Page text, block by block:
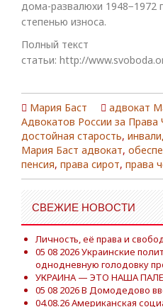
дома-развалюхи 1948−1972
степенью износа.
Полный текст
статьи: http://
Мария Баст адвокат
Адвокатов России за Права
достойная старость,
Мария Баст адвокат,
пенсия, права сирот, права
СВЕЖИЕ НОВОСТИ
Личность, её права и
05 08 2026 Украинские
однодневную голодовку
УКРАИНА — ЭТО НАША
05 08 2026 В Домодедово
04.08.26 Американская